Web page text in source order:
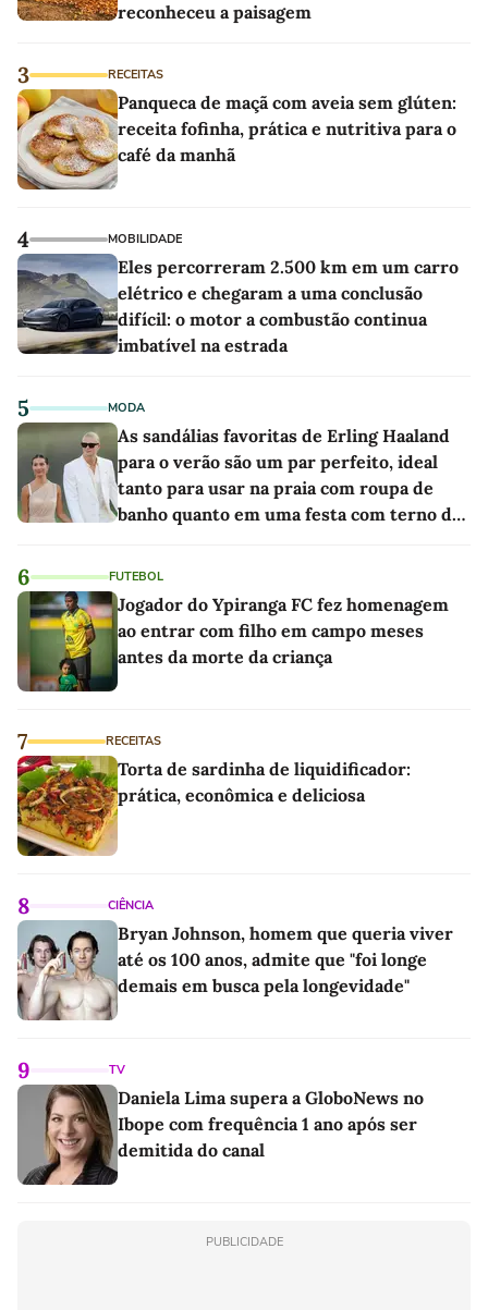
reconheceu a paisagem
3 RECEITAS
Panqueca de maçã com aveia sem glúten:
receita fofinha, prática e nutritiva para o
café da manhã
4 MOBILIDADE
Eles percorreram 2.500 km em um carro
elétrico e chegaram a uma conclusão
difícil: o motor a combustão continua
imbatível na estrada
5 MODA
As sandálias favoritas de Erling Haaland
para o verão são um par perfeito, ideal
tanto para usar na praia com roupa de
banho quanto em uma festa com terno de
6 FUTEBOL
Jogador do Ypiranga FC fez homenagem
ao entrar com filho em campo meses
antes da morte da criança
7 RECEITAS
Torta de sardinha de liquidificador:
prática, econômica e deliciosa
8 CIÊNCIA
Bryan Johnson, homem que queria viver
até os 100 anos, admite que "foi longe
demais em busca pela longevidade"
9 TV
Daniela Lima supera a GloboNews no
Ibope com frequência 1 ano após ser
demitida do canal
PUBLICIDADE